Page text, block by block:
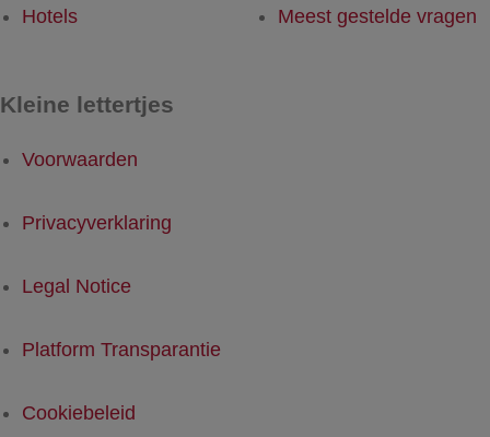
Hotels Meest gestelde vragen
Kleine lettertjes
Voorwaarden
Privacyverklaring
Legal Notice
Platform Transparantie
Cookiebeleid